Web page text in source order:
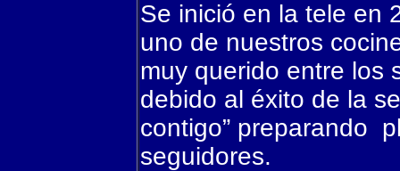
Se inició en la tele en
uno de nuestros
muy querido entre los
debido al éxito de la
contigo” preparando
seguidores.